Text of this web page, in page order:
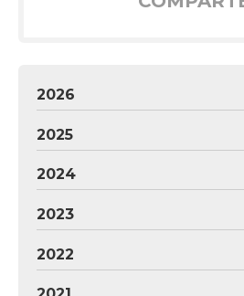
2026
2025
2024
2023
2022